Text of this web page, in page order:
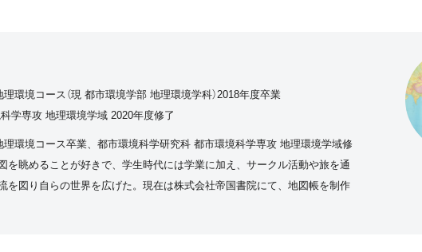
環境コース（現 都市環境学部 地理環境学科）2018年度卒業
学専攻 地理環境学域 2020年度修了
環境コース卒業、都市環境科学研究科 都市環境科学専攻 地理環境学域修
を眺めることが好きで、学生時代には学業に加え、サークル活動や旅を通
を図り自らの世界を広げた。現在は株式会社帝国書院にて、地図帳を制作